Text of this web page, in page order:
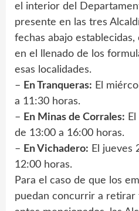
el interior del
presente en las tres
fechas abajo
en el llenado de los
esas localidades.
– En Tranqueras: El
a 11:30 horas.
– En Minas de Corrales:
de 13:00 a 16:00 horas.
– En Vichadero: El jueves
12:00 horas.
Para el caso de que los
puedan concurrir a retirar